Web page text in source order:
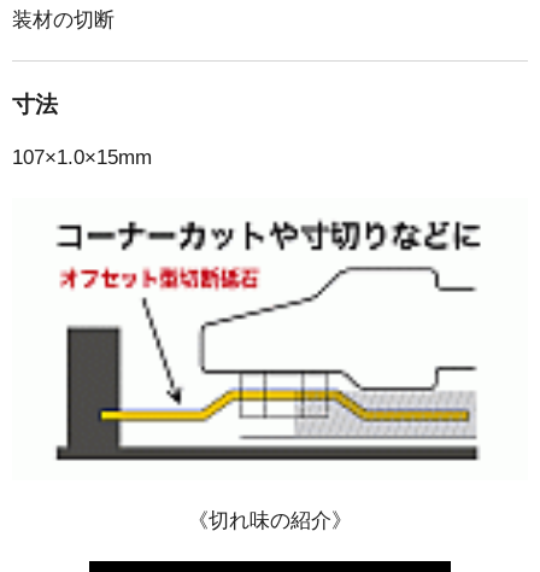
装材の切断
寸法
107×1.0×15mm
《切れ味の紹介》